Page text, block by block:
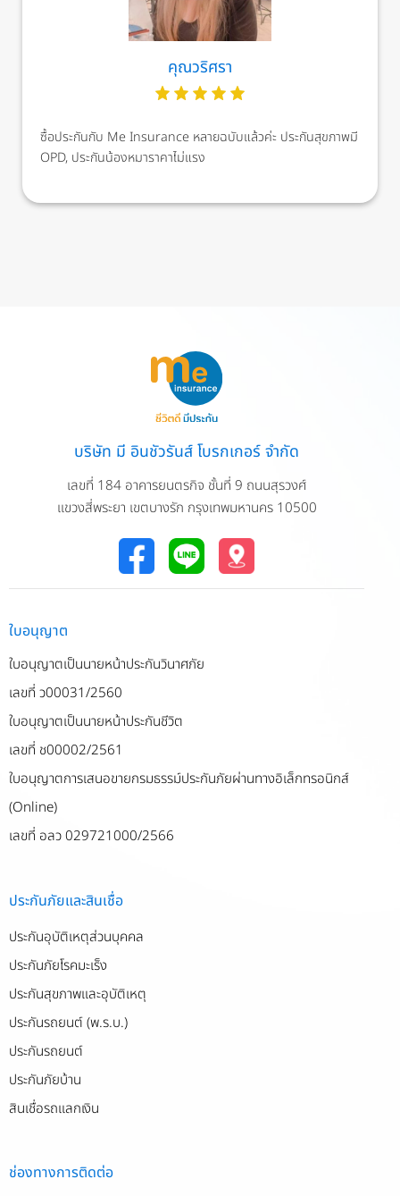
คุณวริศรา
ซื้อประกันกับ Me Insurance หลายฉบับแล้วค่ะ ประกันสุขภาพมี
OPD, ประกันน้องหมาราคาไม่แรง
บริษัท มี อินชัวรันส์ โบรกเกอร์ จำกัด
เลขที่ 184 อาคารยนตรกิจ ชั้นที่ 9 ถนนสุรวงศ์
แขวงสี่พระยา เขตบางรัก กรุงเทพมหานคร 10500
ใบอนุญาต
ใบอนุญาตเป็นนายหน้าประกันวินาศภัย
เลขที่ ว00031/2560
ใบอนุญาตเป็นนายหน้าประกันชีวิต
เลขที่ ช00002/2561
ใบอนุญาตการเสนอขายกรมธรรม์ประกันภัยผ่านทางอิเล็กทรอนิกส์
(Online)
เลขที่ อลว 029721000/2566
ประกันภัยและสินเชื่อ
ประกันอุบัติเหตุส่วนบุคคล
ประกันภัยโรคมะเร็ง
ประกันสุขภาพและอุบัติเหตุ
ประกันรถยนต์ (พ.ร.บ.)
ประกันรถยนต์
ประกันภัยบ้าน
สินเชื่อรถแลกเงิน
ช่องทางการติดต่อ